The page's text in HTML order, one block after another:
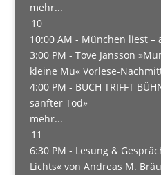
mehr...
10
10:00 AM - München liest –
3:00 PM - Tove Jansson
kleine Mü« Vorlese-
4:00 PM - BUCH TRIFFT
sanfter Tod»
mehr...
11
6:30 PM - Lesung &
Lichts« von Andreas M.